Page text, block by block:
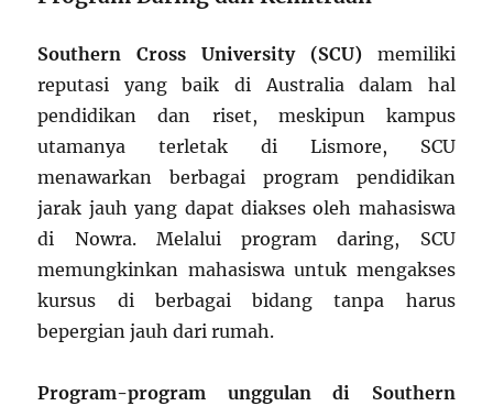
Southern Cross University (SCU)memiliki
reputasi yang baik di Australia dalam hal
pendidikan dan riset, meskipun kampus
utamanya terletak di Lismore, SCU
menawarkan berbagai program pendidikan
jarak jauh yang dapat diakses oleh mahasiswa
di Nowra. Melalui program daring, SCU
memungkinkan mahasiswa untuk mengakses
kursus di berbagai bidang tanpa harus
bepergian jauh dari rumah.
Program-program unggulan di Southern